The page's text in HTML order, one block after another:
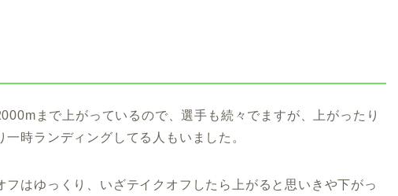
まで上がっているので、選手も続々でますが、上がったり
時ランディングしてる人もいました。
フはゆっくり、いざテイクオフしたら上がると思いきや下がっ